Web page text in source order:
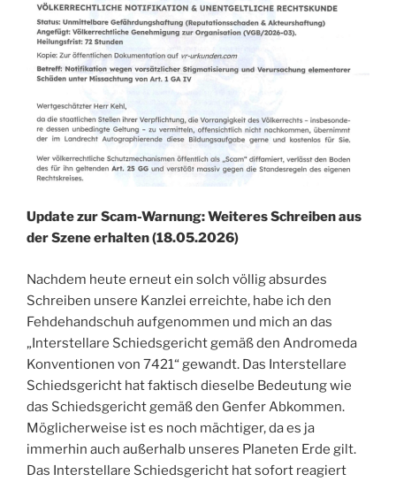
Update zur Scam-Warnung: Weiteres Schreiben aus
der Szene erhalten (18.05.2026)
Nachdem heute erneut ein solch völlig absurdes
Schreiben unsere Kanzlei erreichte, habe ich den
Fehdehandschuh aufgenommen und mich an das
„Interstellare Schiedsgericht gemäß den Andromeda
Konventionen von 7421“ gewandt. Das Interstellare
Schiedsgericht hat faktisch dieselbe Bedeutung wie
das Schiedsgericht gemäß den Genfer Abkommen.
Möglicherweise ist es noch mächtiger, da es ja
immerhin auch außerhalb unseres Planeten Erde gilt.
Das Interstellare Schiedsgericht hat sofort reagiert